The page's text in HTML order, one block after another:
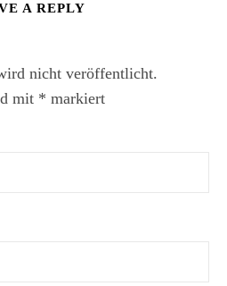
A REPLY
nicht veröffentlicht.
mit * markiert